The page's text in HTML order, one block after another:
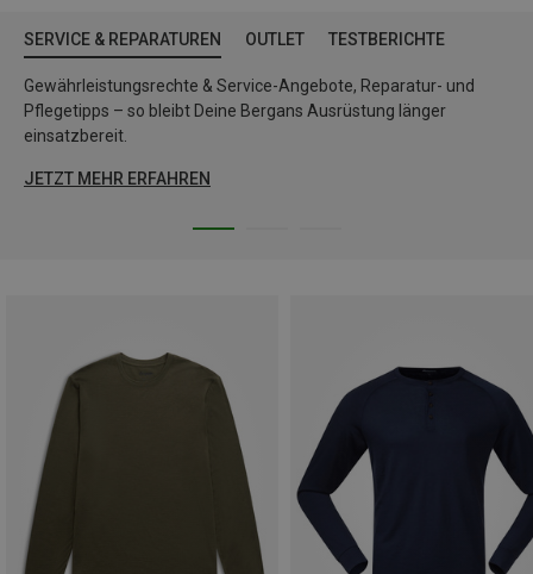
SERVICE & REPARATUREN OUTLET TESTBERICHTE
Gewährleistungsrechte & Service-Angebote, Reparatur- und
Pflegetipps – so bleibt Deine Bergans Ausrüstung länger
einsatzbereit.
JETZT MEHR ERFAHREN